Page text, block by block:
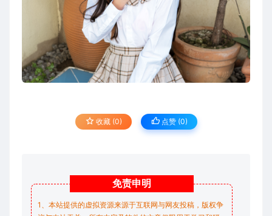
收藏 (0) 点赞 (0)
免责申明
1、本站提供的虚拟资源来源于互联网与网友投稿，版权争